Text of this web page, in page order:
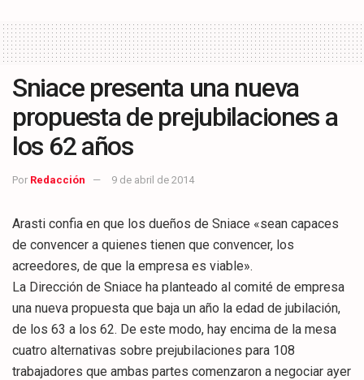
Sniace presenta una nueva
propuesta de prejubilaciones a
los 62 años
Por Redacción 9 de abril de 2014
Arasti confia en que los dueños de Sniace «sean capaces
de convencer a quienes tienen que convencer, los
acreedores, de que la empresa es viable».
La Dirección de Sniace ha planteado al comité de empresa
una nueva propuesta que baja un año la edad de jubilación,
de los 63 a los 62. De este modo, hay encima de la mesa
cuatro alternativas sobre prejubilaciones para 108
trabajadores que ambas partes comenzaron a negociar ayer